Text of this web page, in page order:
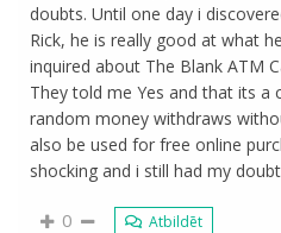
doubts. Until one day i
Rick, he is really good at what
inquired about The Blank ATM
They told me Yes and that its a
random money withdraws
also be used for free online
shocking and i still had my
0 Atbildēt